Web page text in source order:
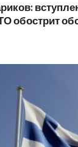
обострит